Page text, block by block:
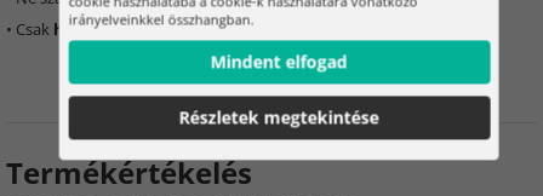
• Csak hideg vízbenmossa
Termékértékelés
irányelveinkkel összhangban.
Mindent elfogad
Részletek megtekintése